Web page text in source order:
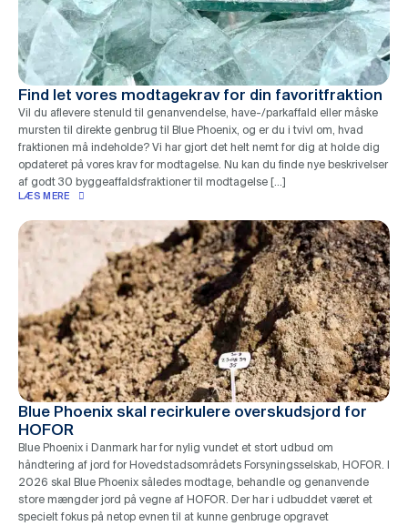
Find let vores modtagekrav for din favoritfraktion
Vil du aflevere stenuld til genanvendelse, have-/parkaffald eller måske
mursten til direkte genbrug til Blue Phoenix, og er du i tvivl om, hvad
fraktionen må indeholde? Vi har gjort det helt nemt for dig at holde dig
opdateret på vores krav for modtagelse. Nu kan du finde nye beskrivelser
af godt 30 byggeaffaldsfraktioner til modtagelse […]
LÆS MERE
Blue Phoenix skal recirkulere overskudsjord for
HOFOR
Blue Phoenix i Danmark har for nylig vundet et stort udbud om
håndtering af jord for Hovedstadsområdets Forsyningsselskab, HOFOR. I
2026 skal Blue Phoenix således modtage, behandle og genanvende
store mængder jord på vegne af HOFOR. Der har i udbuddet været et
specielt fokus på netop evnen til at kunne genbruge opgravet